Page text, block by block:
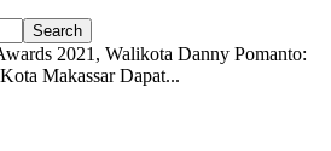
2021, Walikota Danny Pomanto:
Makassar Dapat...